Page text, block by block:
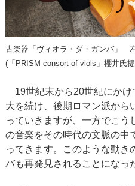
古楽器「ヴィオラ・ダ・ガンバ」
(「PRISM consort of viols」櫻井氏
19世紀末から20世紀にかけ
大を続け、後期ロマン派から
っていきますが、一方でこう
の音楽をその時代の文脈の中
ってきます。このような動き
バも再発見されることになっ